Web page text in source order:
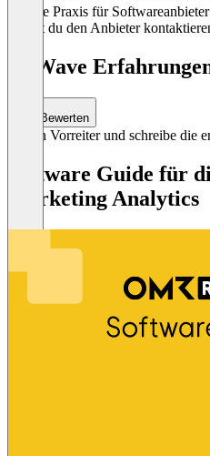
übliche Praxis für
kannst du den Anbieter
UpWave
Bewerten
Sei ein Vorreiter und schreibe die
Software Guide für
Marketing Analytics